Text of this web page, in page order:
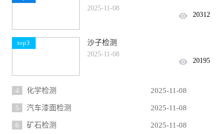
2025-11-08
20312
top3 沙子检测
2025-11-08
20195
4 化学检测 2025-11-08
5 汽车漆面检测 2025-11-08
6 矿石检测 2025-11-08